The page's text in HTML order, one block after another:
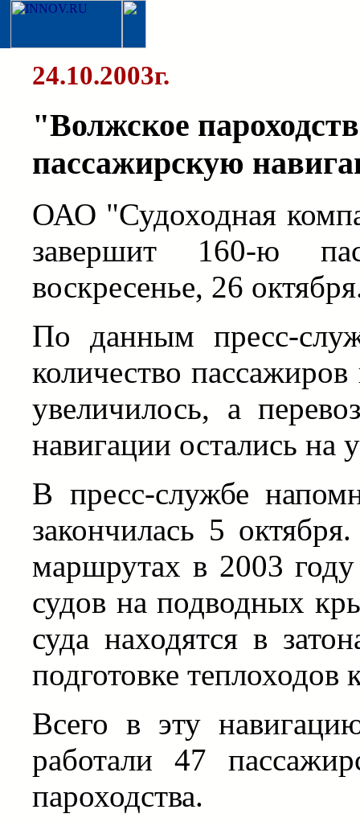
24.10.2003г.
"Волжское
пассажирскую
ОАО "Судоходная
завершит 160-ю
воскресенье, 26
По данным пресс-
количество
увеличилось, а
навигации остались на
В пресс-службе
закончилась 5
маршрутах в 2003
судов на подводных
суда находятся в
подготовке
Всего в эту
работали 47
пароходства.